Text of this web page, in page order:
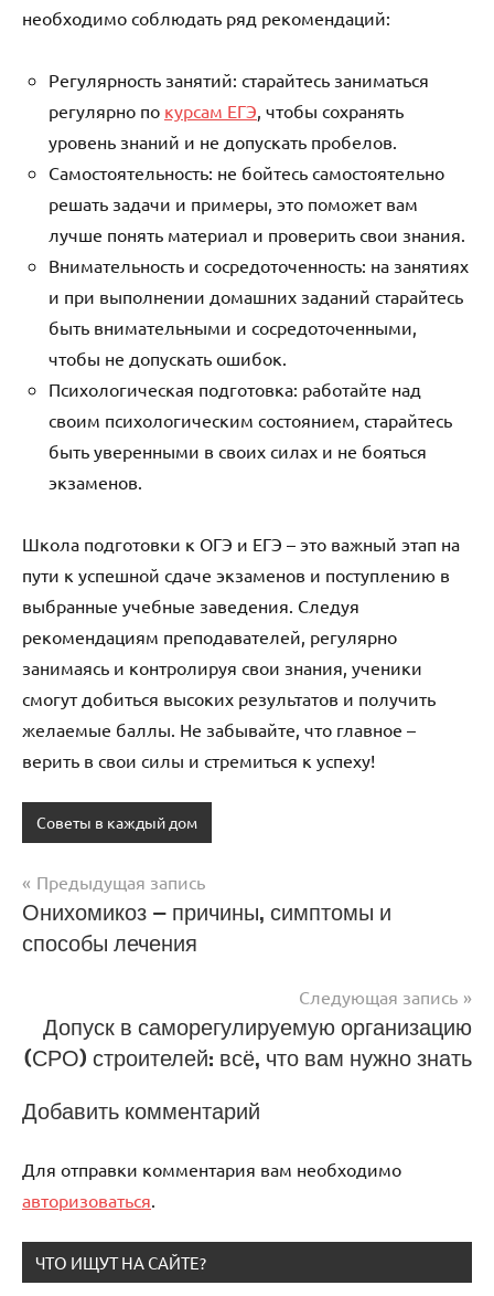
необходимо соблюдать ряд рекомендаций:
Регулярность занятий: старайтесь заниматься
регулярно по курсам ЕГЭ , чтобы сохранять
уровень знаний и не допускать пробелов.
Самостоятельность: не бойтесь самостоятельно
решать задачи и примеры, это поможет вам
лучше понять материал и проверить свои знания.
Внимательность и сосредоточенность: на занятиях
и при выполнении домашних заданий старайтесь
быть внимательными и сосредоточенными,
чтобы не допускать ошибок.
Психологическая подготовка: работайте над
своим психологическим состоянием, старайтесь
быть уверенными в своих силах и не бояться
экзаменов.
Школа подготовки к ОГЭ и ЕГЭ – это важный этап на
пути к успешной сдаче экзаменов и поступлению в
выбранные учебные заведения. Следуя
рекомендациям преподавателей, регулярно
занимаясь и контролируя свои знания, ученики
смогут добиться высоких результатов и получить
желаемые баллы. Не забывайте, что главное –
верить в свои силы и стремиться к успеху!
Советы в каждый дом
Навигация
по
Предыдущая запись
Онихомикоз — причины, симптомы и
способы лечения
Следующая запись
Допуск в саморегулируемую организацию
(СРО) строителей: всё, что вам нужно знать
Добавить комментарий
Для отправки комментария вам необходимо
авторизоваться
ЧТО ИЩУТ НА САЙТЕ?